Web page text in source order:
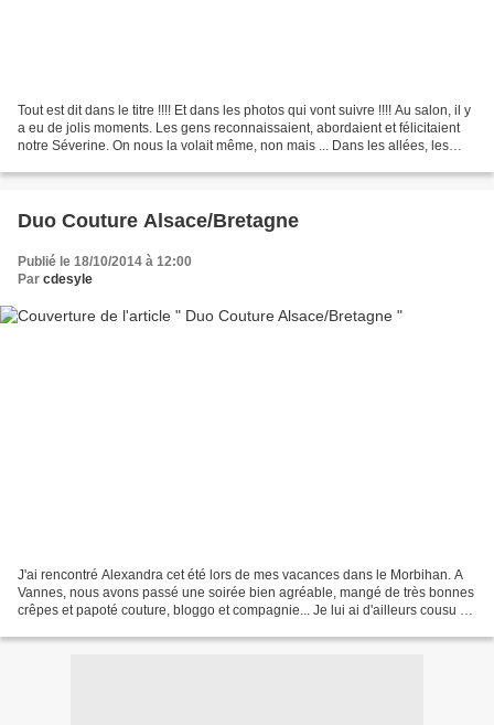
Tout est dit dans le titre !!!! Et dans les photos qui vont suivre !!!! Au salon, il y
a eu de jolis moments. Les gens reconnaissaient, abordaient et félicitaient
notre Séverine. On nous la volait même, non mais ... Dans les allées, les
Duo Couture Alsace/Bretagne
Publié le 18/10/2014 à 12:00
Par cdesyle
J'ai rencontré Alexandra cet été lors de mes vacances dans le Morbihan. A
Vannes, nous avons passé une soirée bien agréable, mangé de très bonnes
crêpes et papoté couture, bloggo et compagnie... Je lui ai d'ailleurs cousu un